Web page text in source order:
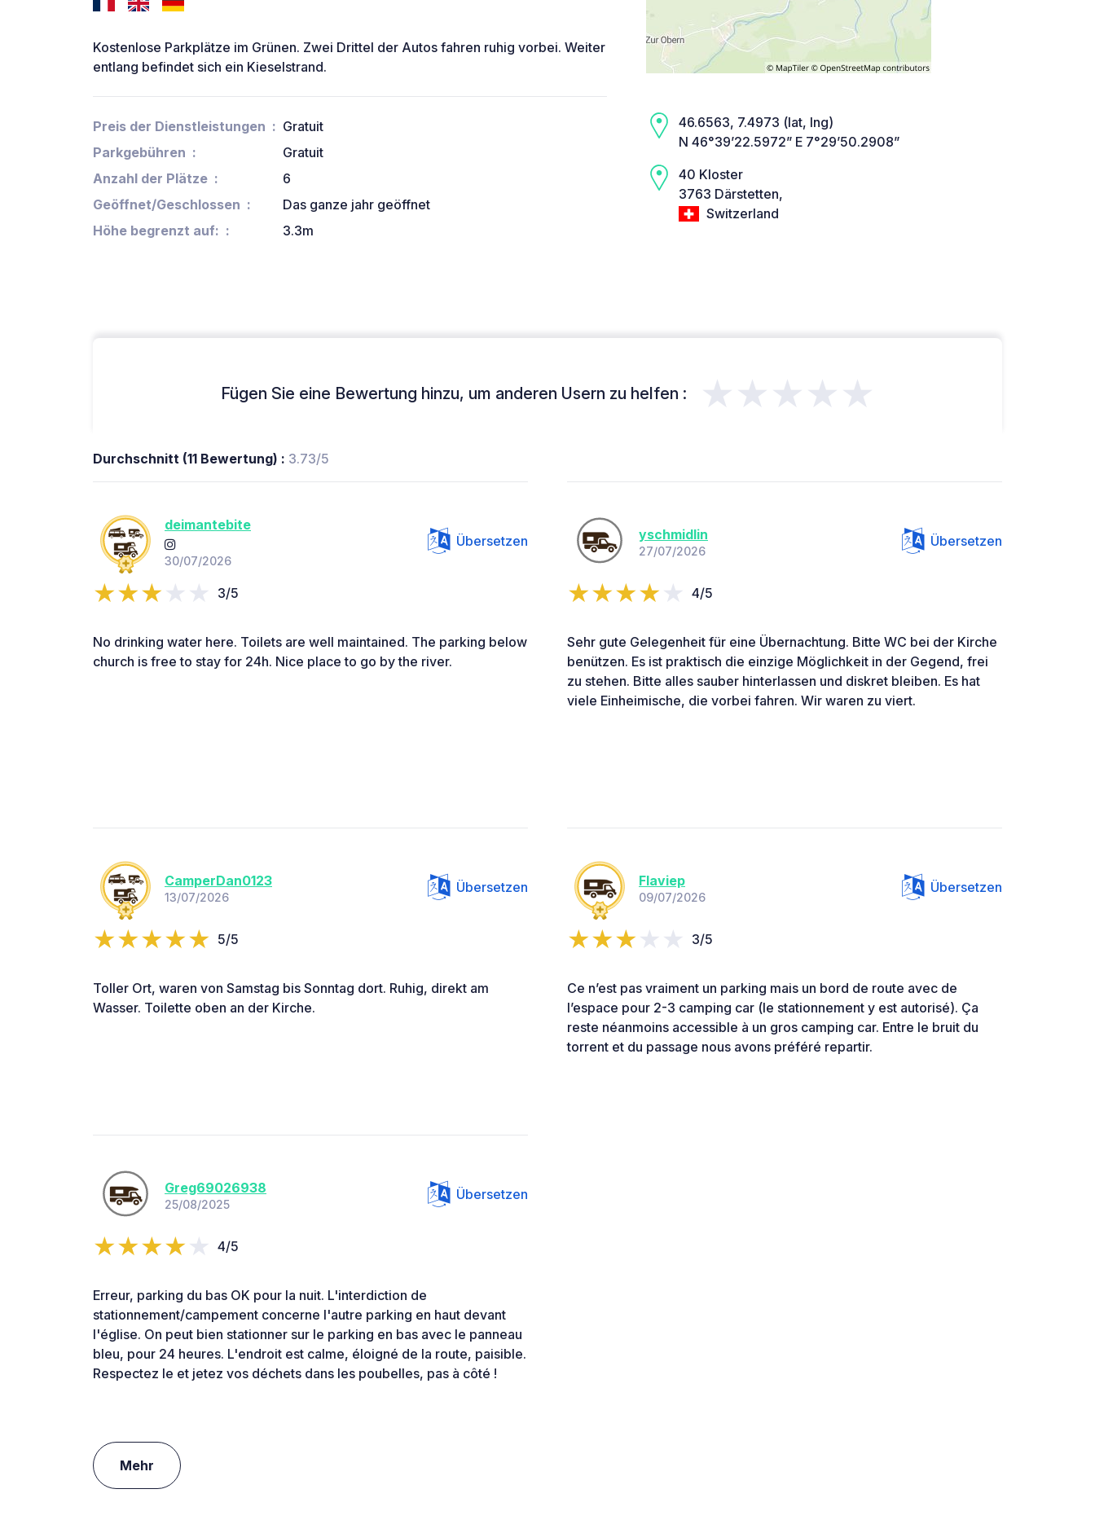
Kostenlose Parkplätze im Grünen. Zwei Drittel der Autos fahren ruhig vorbei. Weiter
entlang befindet sich ein Kieselstrand.
Preis der Dienstleistungen
Gratuit
Parkgebühren
Gratuit
Anzahl der Plätze
6
Geöffnet/Geschlossen
Das ganze jahr geöffnet
Höhe begrenzt auf:
3.3m
46.6563, 7.4973 (lat, lng)
N 46°39’22.5972” E 7°29’50.2908”
40 Kloster
3763 Därstetten,
Switzerland
Fügen Sie eine Bewertung hinzu, um anderen Usern zu helfen : ★★★★★
Durchschnitt (11 Bewertung) : 3.73/5
deimantebite
30/07/2026
Übersetzen
3/5
No drinking water here. Toilets are well maintained. The parking below
church is free to stay for 24h. Nice place to go by the river.
yschmidlin
27/07/2026
Übersetzen
4/5
Sehr gute Gelegenheit für eine Übernachtung. Bitte WC bei der Kirche
benützen. Es ist praktisch die einzige Möglichkeit in der Gegend, frei
zu stehen. Bitte alles sauber hinterlassen und diskret bleiben. Es hat
viele Einheimische, die vorbei fahren. Wir waren zu viert.
CamperDan0123
13/07/2026
Übersetzen
5/5
Toller Ort, waren von Samstag bis Sonntag dort. Ruhig, direkt am
Wasser. Toilette oben an der Kirche.
Flaviep
09/07/2026
Übersetzen
3/5
Ce n’est pas vraiment un parking mais un bord de route avec de
l’espace pour 2-3 camping car (le stationnement y est autorisé). Ça
reste néanmoins accessible à un gros camping car. Entre le bruit du
torrent et du passage nous avons préféré repartir.
Greg69026938
25/08/2025
Übersetzen
4/5
Erreur, parking du bas OK pour la nuit. L'interdiction de
stationnement/campement concerne l'autre parking en haut devant
l'église. On peut bien stationner sur le parking en bas avec le panneau
bleu, pour 24 heures. L'endroit est calme, éloigné de la route, paisible.
Respectez le et jetez vos déchets dans les poubelles, pas à côté !
Mehr